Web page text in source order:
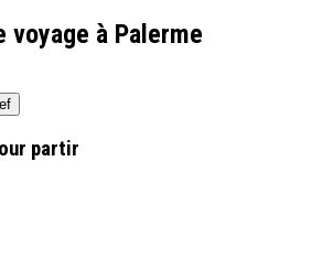
voyage à Palerme
partir